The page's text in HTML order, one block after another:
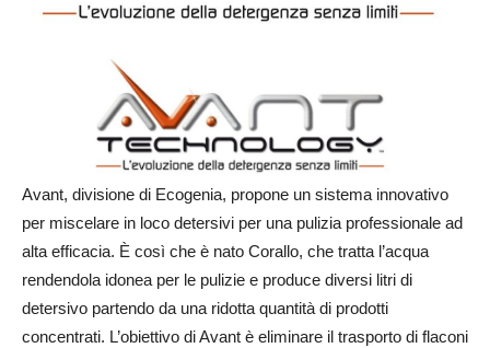
Avant, divisione di Ecogenia, propone un sistema innovativo
per miscelare in loco detersivi per una pulizia professionale ad
alta efficacia. È così che è nato Corallo, che tratta l’acqua
rendendola idonea per le pulizie e produce diversi litri di
detersivo partendo da una ridotta quantità di prodotti
concentrati. L’obiettivo di Avant è eliminare il trasporto di flaconi